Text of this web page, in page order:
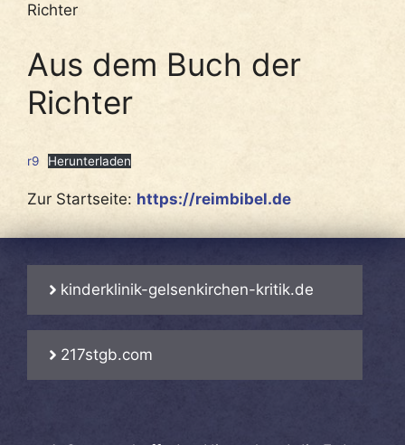
Richter
Aus dem Buch der
Richter
r9 Herunterladen
Zur Startseite: https://reimbibel.de
kinderklinik-gelsenkirchen-kritik.de
217stgb.com